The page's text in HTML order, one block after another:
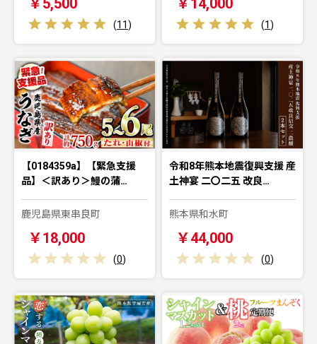
￥5,500
(11)
￥14,000
(1)
【0184359a】【緊急支援
品】＜訳あり＞鰻の蒲…
鹿児島県東串良町
￥18,000
(0)
令和8年熊本地震復興支援 産
土神宴 二〇二五 改良…
熊本県和水町
￥44,000
(0)